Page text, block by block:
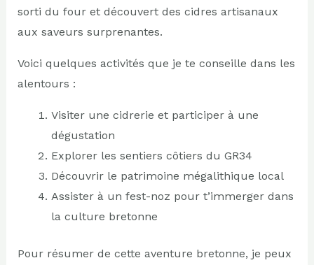
sorti du four et découvert des cidres artisanaux
aux saveurs surprenantes.
Voici quelques activités que je te conseille dans les
alentours :
Visiter une cidrerie et participer à une
dégustation
Explorer les sentiers côtiers du GR34
Découvrir le patrimoine mégalithique local
Assister à un fest-noz pour t’immerger dans
la culture bretonne
Pour résumer de cette aventure bretonne, je peux